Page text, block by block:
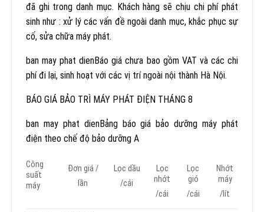
đã ghi trong danh mục. Khách hàng sẽ chịu chi phí phát
sinh như : xử lý các vấn đề ngoài danh mục, khắc phục sự
cố, sửa chữa máy phát.
ban may phat dienBáo giá chưa bao gồm VAT và các chi
phí đi lại, sinh hoạt với các vị trí ngoài nội thành Hà Nội.
BÁO GIÁ BẢO TRÌ MÁY PHÁT ĐIỆN THÁNG 8
ban may phat dienBảng báo giá bảo dưỡng máy phát
điện theo chế độ bảo dưỡng A
Công
suất
máy
Đơn giá /
lần
Lọc dầu
/cái
Lọc
nhớt
/cái
Lọc
gió
/cái
Nhớt
máy
/lít